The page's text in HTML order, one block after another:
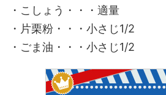
・こしょう・・・適量
・片栗粉・・・小さじ1/2
・ごま油・・・小さじ1/2